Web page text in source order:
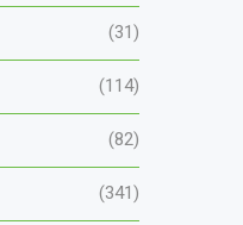
(31)
(114)
(82)
(341)